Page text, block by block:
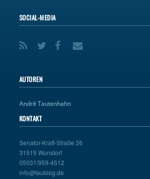
SOCIAL-MEDIA
AUTOREN
André Tautenhahn
KONTAKT
Senator-Kraft-Straße 26
31515 Wunstorf
05031/959-4512
info@taublog.de